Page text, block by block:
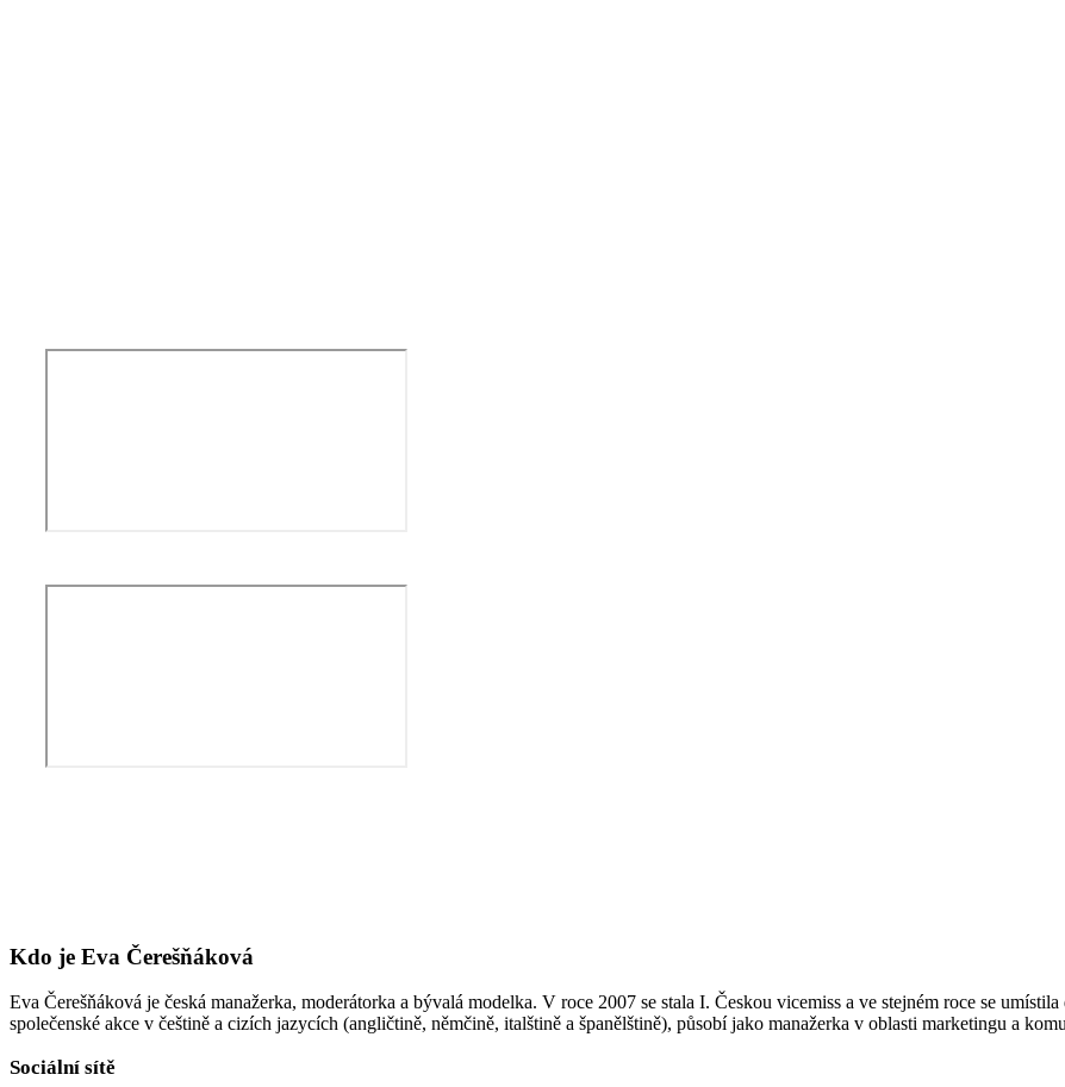
Kdo je Eva Čerešňáková
Eva Čerešňáková je česká manažerka, moderátorka a bývalá modelka. V roce 2007 se stala I. Českou vicemiss a ve stejném roce se
společenské akce v češtině a cizích jazycích (angličtině, němčině, italštině a španělštině), působí jako manažerka v oblasti marketingu a
Sociální sítě